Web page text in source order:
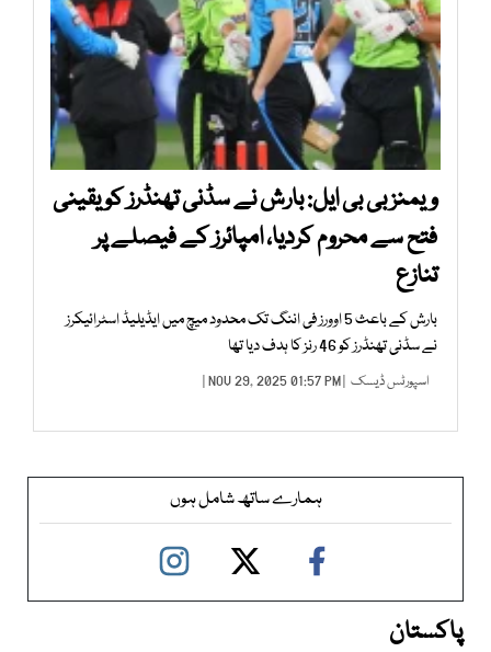
ویمنز بی بی ایل: بارش نے سڈنی تھنڈرز کو یقینی
فتح سے محروم کردیا، امپائرز کے فیصلے پر
تنازع
بارش کے باعث 5 اوورز فی اننگ تک محدود میچ میں ایڈیلیڈ اسٹرائیکرز
نے سڈنی تھنڈرز کو 46 رنز کا ہدف دیا تھا
اسپورٹس ڈیسک | NOV 29, 2025 01:57 PM |
ہمارے ساتھ شامل ہوں
پاکستان